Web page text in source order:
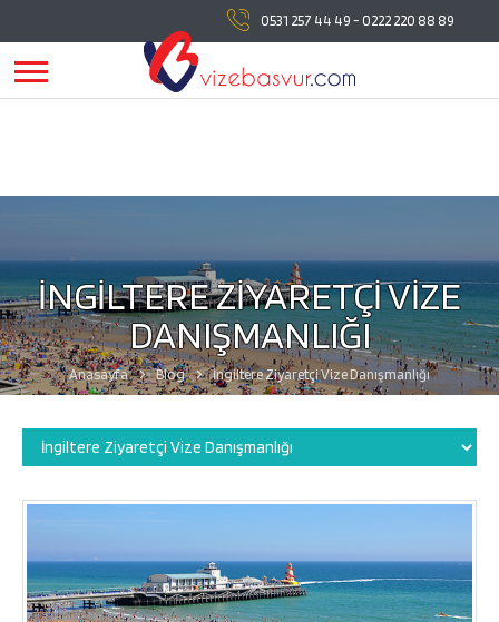
tüm vize başvuru işlemlerinde
yanınızda!vizebasvur.comgünümüzün sürekli değişen
koşullarına uygun olarak farklı alanlarda hizmet vermeye,
hizmetlerine yeni konular eklemeye devam ediyor.
0531 257 44 49 - 0222 220 88 89
İNGİLTERE ZİYARETÇİ VİZE
DANIŞMANLIĞI
Anasayfa Blog İngiltere Ziyaretçi Vize Danışmanlığı